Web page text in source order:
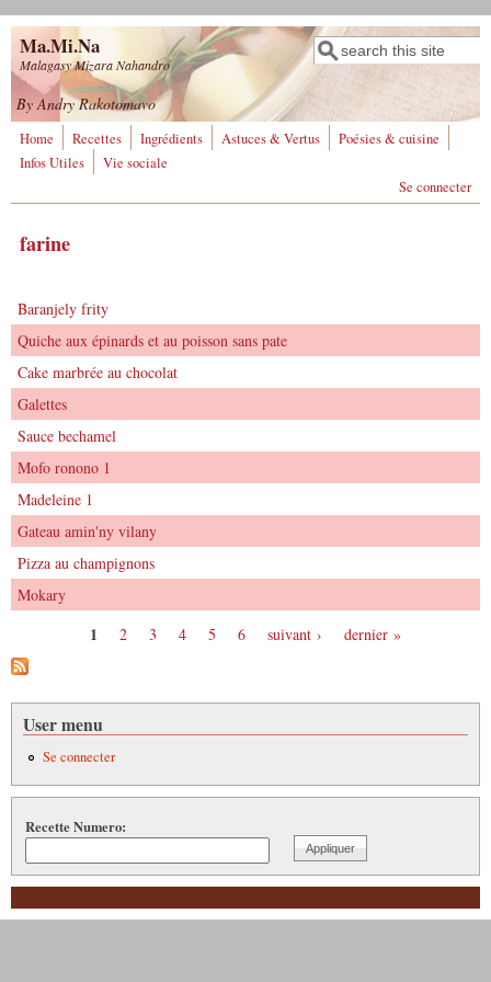
Aller au contenu principal
Ma.Mi.Na
Malagasy Mizara Nahandro
Formulaire de
recherche
Rechercher
By Andry Rakotomavo
Home Recettes Ingrédients Astuces & Vertus
Poésies & cuisine
Infos Utiles
Vie sociale
Se connecter
farine
Baranjely frity
Quiche aux épinards et au poisson sans pate
Cake marbrée au chocolat
Galettes
Sauce bechamel
Mofo ronono 1
Madeleine 1
Gateau amin'ny vilany
Pizza au champignons
Mokary
1 2 3 4 5 6 suivant › dernier »
User menu
Se connecter
Recette Numero: